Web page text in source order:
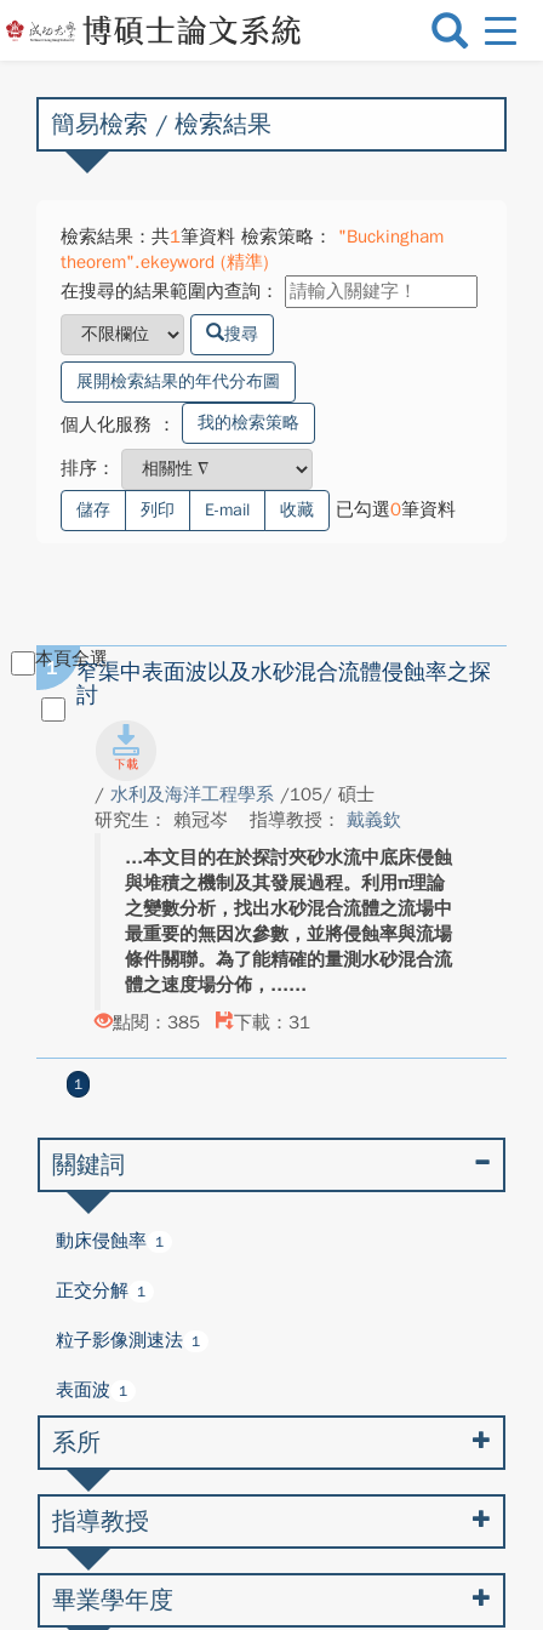
選
換
簡易檢索 / 檢索結果
檢索結果：共1筆資料 檢索策略：
"Buckingham
theorem".ekeyword (精準)
在搜尋的結果範圍內查詢：
搜尋
展開檢索結果的年代分布圖
個人化服務 ： 我的檢索策略
排序：
儲存 列印 E-mail 收藏 已勾選0筆資料
本頁全選
1
窄渠中表面波以及水砂混合流體侵蝕率之探
討
/ 水利及海洋工程學系 /105/ 碩士
研究生： 賴冠岑
指導教授： 戴義欽
本文目的在於探討夾砂水流中底床侵蝕
與堆積之機制及其發展過程。利用π理論
之變數分析，找出水砂混合流體之流場中
最重要的無因次參數，並將侵蝕率與流場
條件關聯。為了能精確的量測水砂混合流
體之速度場分佈，...
點閱：385
下載：31
1
關鍵詞
動床侵蝕率 1
正交分解 1
粒子影像測速法 1
表面波 1
系所
指導教授
畢業學年度